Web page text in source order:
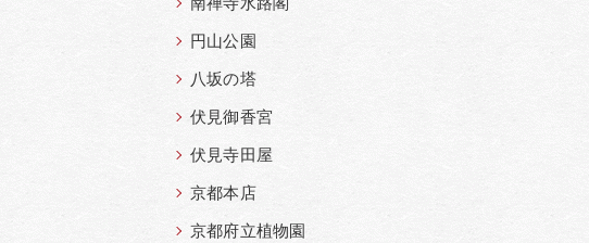
円山公園
八坂の塔
伏見御香宮
伏見寺田屋
京都本店
京都府立植物園